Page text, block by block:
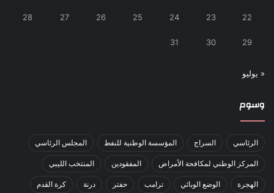
22
23
24
25
26
27
28
29
30
31
« يوليو
وسوم
الرئاسي السراج المؤسسة الوطنية للنفط المجلس الرئاسي
المركز الوطني لمكافحة الأمراض المفقودين المنتخب الليبي
الهجرة الوضع الوبائي ترامب حفتر درنة كرة القدم